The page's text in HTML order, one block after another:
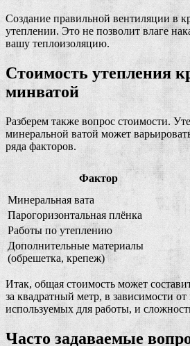
Создание правильной вентиляции в
утеплении. Это не позволит влаге
вашу теплоизоляцию.
Стоимость утепления
минватой
Разберем также вопрос стоимости.
минеральной ватой может
ряда факторов.
Фактор
Минеральная вата
Парогоризонтальная плёнка
Работы по утеплению
Дополнительные материалы
(обрешетка, крепеж)
Итак, общая стоимость может
за квадратный метр, в зависимости от
используемых для работы, и
Часто задаваемые